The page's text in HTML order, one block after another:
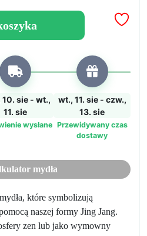
10. sie - wt.,
11. sie
wysłane
wt., 11. sie - czw.,
13. sie
Przewidywany czas
dostawy
mydła
które symbolizują
naszej formy Jing Jang.
zen lub jako wymowny